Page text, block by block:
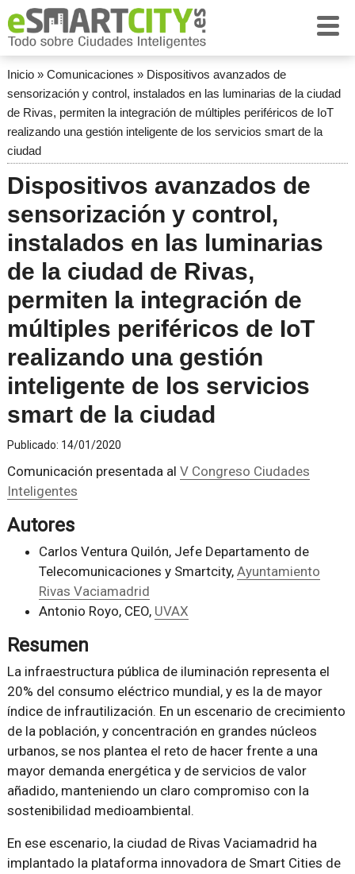
Inicio» Comunicaciones » Dispositivos avanzados de
sensorización y control, instalados en las luminarias de la ciudad
de Rivas, permiten la integración de múltiples periféricos de IoT
realizando una gestión inteligente de los servicios smart de la
ciudad
Dispositivos avanzados de
sensorización y control,
instalados en las luminarias
de la ciudad de Rivas,
permiten la integración de
múltiples periféricos de IoT
realizando una gestión
inteligente de los servicios
smart de la ciudad
Publicado: 14/01/2020
Comunicación presentada al V Congreso Ciudades
Inteligentes
Autores
Carlos Ventura Quilón, Jefe Departamento de
Telecomunicaciones y Smartcity, Ayuntamiento
Rivas Vaciamadrid
Antonio Royo, CEO, UVAX
Resumen
La infraestructura pública de iluminación representa el
20% del consumo eléctrico mundial, y es la de mayor
índice de infrautilización. En un escenario de crecimiento
de la población, y concentración en grandes núcleos
urbanos, se nos plantea el reto de hacer frente a una
mayor demanda energética y de servicios de valor
añadido, manteniendo un claro compromiso con la
sostenibilidad medioambiental.
En ese escenario, la ciudad de Rivas Vaciamadrid ha
implantado la plataforma innovadora de Smart Cities de